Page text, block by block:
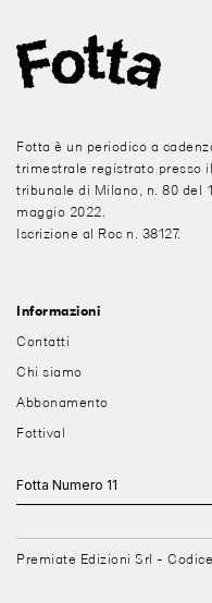
Fotta è un periodico a
trimestrale registrato presso il
tribunale di Milano, n. 80 del
maggio 2022.
Iscrizione al Roc n. 38127.
Informazioni
Contatti
Chi siamo
Abbonamento
Fottival
Premiate Edizioni Srl -